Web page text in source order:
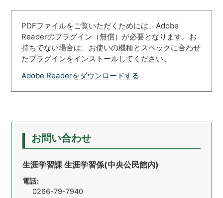
PDFファイルをご覧いただくためには、Adobe
Readerのプラグイン（無償）が必要となります。お
持ちでない場合は、お使いの機種とスペックに合わせ
たプラグインをインストールしてください。
Adobe Readerをダウンロードする
お問い合わせ
生涯学習課 生涯学習係(中央公民館内)
電話:
0266-79-7940